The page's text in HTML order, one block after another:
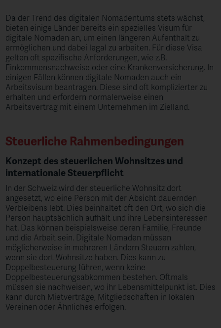
Da der Trend des digitalen Nomadentums stets wächst,
bieten einige Länder bereits ein spezielles Visum für
digitale Nomaden an, um einen längeren Aufenthalt zu
ermöglichen und dabei legal zu arbeiten. Für diese Visa
gelten oft spezifische Anforderungen, wie z.B.
Einkommensnachweise oder eine Krankenversicherung. In
einigen Fällen können digitale Nomaden auch ein
Arbeitsvisum beantragen. Diese sind oft komplizierter zu
erhalten und erfordern normalerweise einen
Arbeitsvertrag mit einem Unternehmen im Zielland.
Steuerliche Rahmenbedingungen
Konzept des steuerlichen Wohnsitzes und
internationale Steuerpflicht
In der Schweiz wird der steuerliche Wohnsitz dort
angesetzt, wo eine Person mit der Absicht dauernden
Verbleibens lebt. Dies beinhaltet oft den Ort, wo sich die
Person hauptsächlich aufhält und ihre Lebensinteressen
hat. Das können beispielsweise deren Familie, Freunde
und die Arbeit sein. Digitale Nomaden müssen
möglicherweise in mehreren Ländern Steuern zahlen,
wenn sie dort Wohnsitze haben. Dies kann zu
Doppelbesteuerung führen, wenn keine
Doppelbesteuerungsabkommen bestehen. Oftmals
müssen sie nachweisen, wo ihr Lebensmittelpunkt ist. Dies
kann durch Mietverträge, Mitgliedschaften in lokalen
Vereinen oder Ähnliches erfolgen.